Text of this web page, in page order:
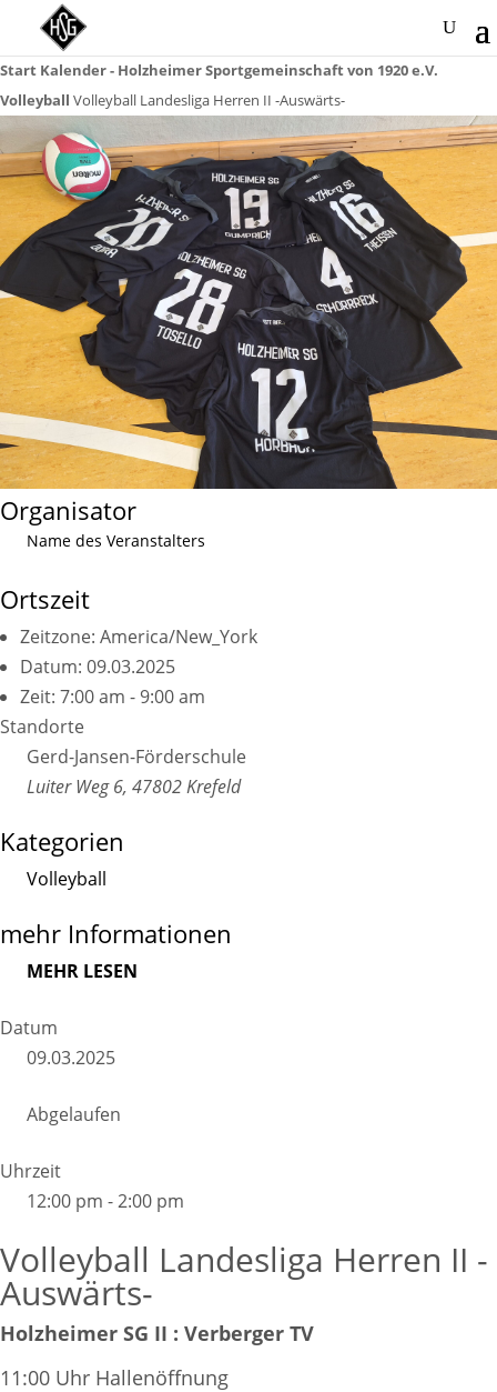
Start Kalender - Holzheimer Sportgemeinschaft von 1920 e.V.
Volleyball Volleyball Landesliga Herren II -Auswärts-
Organisator
Name des Veranstalters
Ortszeit
Zeitzone: America/New_York
Datum: 09.03.2025
Zeit: 7:00 am - 9:00 am
Standorte
Gerd-Jansen-Förderschule
Luiter Weg 6, 47802 Krefeld
Kategorien
Volleyball
mehr Informationen
MEHR LESEN
Datum
09.03.2025
Abgelaufen
Uhrzeit
12:00 pm - 2:00 pm
Volleyball Landesliga Herren II -
Auswärts-
Holzheimer SG II : Verberger TV
11:00 Uhr Hallenöffnung